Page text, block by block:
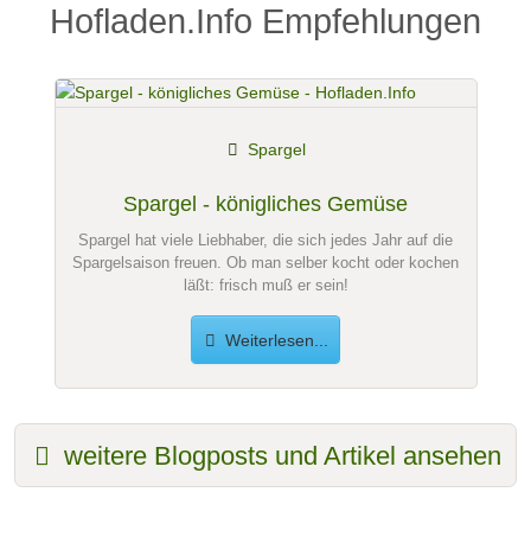
Hofladen.Info Empfehlungen
Spargel - königliches Gemüse
Spargel
Spargel hat viele Liebhaber, die sich jedes Jahr auf die
Spargelsaison freuen. Ob man selber kocht oder kochen
läßt: frisch muß er sein!
Weiterlesen...
weitere Blogposts und Artikel ansehen